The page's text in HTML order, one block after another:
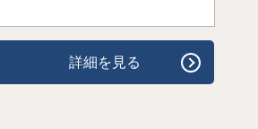
詳細を見る